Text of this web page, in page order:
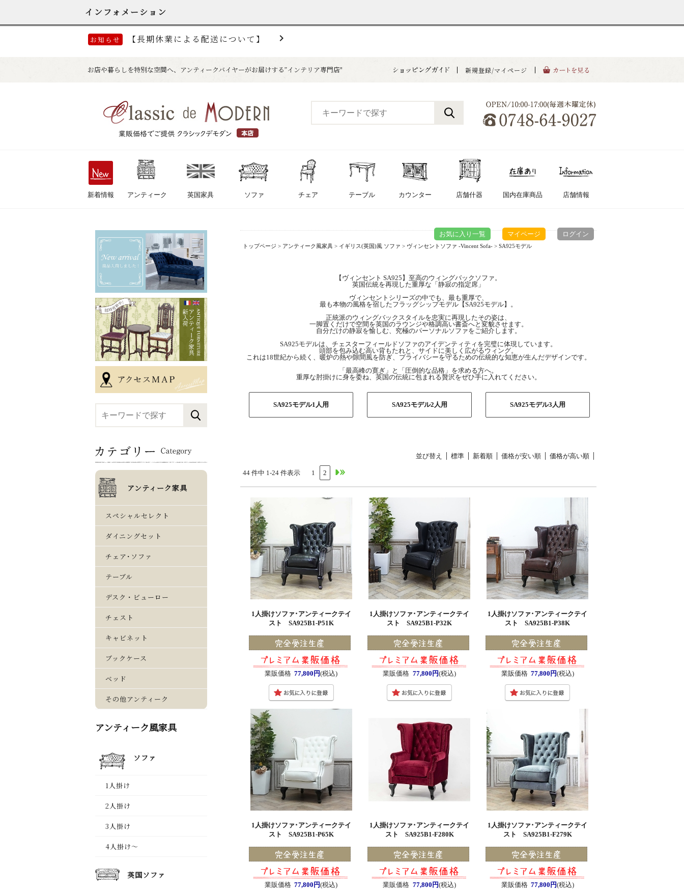
お気に入り一覧 マイページ ログイン
トップページ > アンティーク風家具 > イギリス(英国)風 ソファ > ヴィンセントソファ -Vincent Sofa- > SA925モデル
【ヴィンセント SA925】至高のウィングバックソファ。
英国伝統を再現した重厚な「静寂の指定席」
ヴィンセントシリーズの中でも、最も重厚で、
最も本物の風格を宿したフラッグシップモデル【SA925モデル】。
正統派のウィングバックスタイルを忠実に再現したその姿は、
一脚置くだけで空間を英国のラウンジや格調高い書斎へと変貌させます。
自分だけの静寂を愉しむ、究極のパーソナルソファをご紹介します。
SA925モデルは、チェスターフィールドソファのアイデンティティを完璧に体現しています。
頭部を包み込む高い背もたれと、サイドに美しく広がるウィング。
これは18世紀から続く、暖炉の熱や隙間風を防ぎ、プライバシーを守るための伝統的な知恵が生んだデザインです。
「最高峰の寛ぎ」と「圧倒的な品格」を求める方へ。
重厚な肘掛けに身を委ね、英国の伝統に包まれる贅沢をぜひ手に入れてください。
SA925モデル1人用 SA925モデル2人用 SA925モデル3人用
並び替え 標準 新着順 価格が安い順 価格が高い順
44 件中 1-24 件表示 1 2
1人掛けソファ･アンティークテイ
スト SA925B1-P51K
業販価格 77,800円(税込)
1人掛けソファ･アンティークテイ
スト SA925B1-P32K
業販価格 77,800円(税込)
1人掛けソファ･アンティークテイ
スト SA925B1-P38K
業販価格 77,800円(税込)
1人掛けソファ･アンティークテイ
スト SA925B1-P65K
業販価格 77,800円(税込)
1人掛けソファ･アンティークテイ
スト SA925B1-F280K
業販価格 77,800円(税込)
1人掛けソファ･アンティークテイ
スト SA925B1-F279K
業販価格 77,800円(税込)